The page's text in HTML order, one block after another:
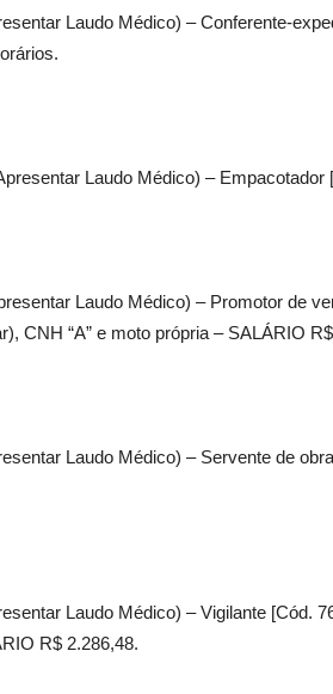
Laudo Médico) – Conferente-
Laudo Médico) –
Laudo Médico) – Promotor de
CNH “A” e moto própria – SALÁRIO
Laudo Médico) – Servente de
Laudo Médico) – Vigilante [Cód.
R$ 2.286,48.